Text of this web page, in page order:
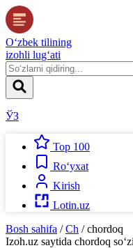
O‘zbek tilining
izohli lug‘ati
ЎЗ
Top 100
Ro‘yxat
Kirish
Lotin.uz
Bosh sahifa / Ch / chordoq
Izoh.uz saytida chordoq